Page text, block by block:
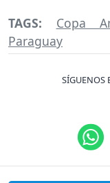
TAGS: Copa
Paraguay
SÍGUENOS